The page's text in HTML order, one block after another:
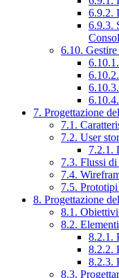
6.9.2.
6.9.3.
6.10.
7. Progettazione
7.1.
7.2. User
7.2.1.
7.3. Flussi
7.4.
7.5.
8. Progettazione
8.1. Obiettivi
8.2.
8.2.1.
8.2.2.
8.2.3.
8.3.